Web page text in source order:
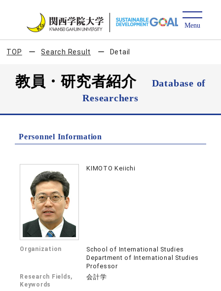
TOP Search Result Detail
教員・研究者紹介
Database of
Researchers
Personnel Information
KIMOTO Keiichi
Organization
School of International Studies
Department of International Studies
Professor
Research Fields,
Keywords
会計学